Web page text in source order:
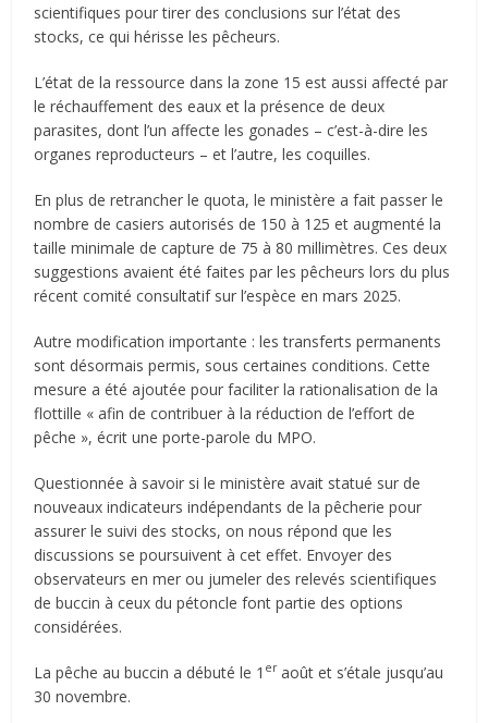
scientifiques pour tirer des conclusions sur l’état des
stocks, ce qui hérisse les pêcheurs.
L’état de la ressource dans la zone 15 est aussi affecté par
le réchauffement des eaux et la présence de deux
parasites, dont l’un affecte les gonades – c’est-à-dire les
organes reproducteurs – et l’autre, les coquilles.
En plus de retrancher le quota, le ministère a fait passer le
nombre de casiers autorisés de 150 à 125 et augmenté la
taille minimale de capture de 75 à 80 millimètres. Ces deux
suggestions avaient été faites par les pêcheurs lors du plus
récent comité consultatif sur l’espèce en mars 2025.
Autre modification importante : les transferts permanents
sont désormais permis, sous certaines conditions. Cette
mesure a été ajoutée pour faciliter la rationalisation de la
flottille « afin de contribuer à la réduction de l’effort de
pêche », écrit une porte-parole du MPO.
Questionnée à savoir si le ministère avait statué sur de
nouveaux indicateurs indépendants de la pêcherie pour
assurer le suivi des stocks, on nous répond que les
discussions se poursuivent à cet effet. Envoyer des
observateurs en mer ou jumeler des relevés scientifiques
de buccin à ceux du pétoncle font partie des options
considérées.
La pêche au buccin a débuté le 1 eraoût et s’étale jusqu’au
30 novembre.